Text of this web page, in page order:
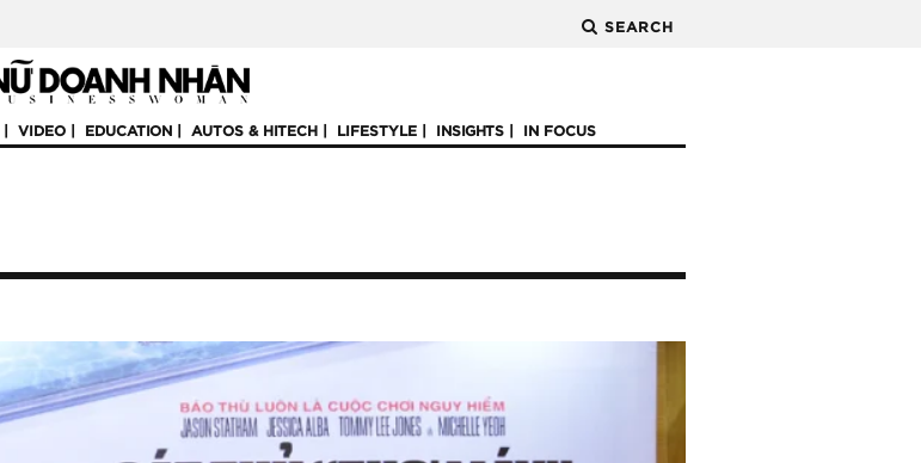
SEARCH
VIDEO EDUCATION AUTOS & HITECH LIFESTYLE INSIGHTS IN FOCUS